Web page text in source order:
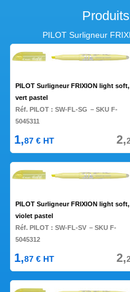
PILOT Surligneur
PILOT Surligneur FRIXION light soft,
vert pastel
Réf. PILOT :SW-FL-SG – SKU F-
5045311
1,87 € HT 2,
PILOT Surligneur FRIXION light soft,
violet pastel
Réf. PILOT :SW-FL-SV – SKU F-
5045312
1,87 € HT 2,